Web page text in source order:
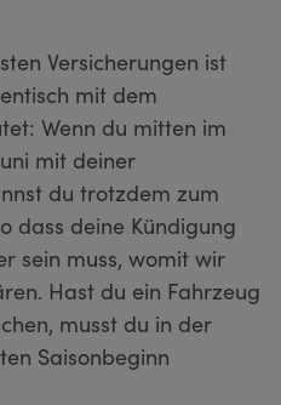
Versicherungen ist
mit dem
Wenn du mitten im
mit deiner
du trotzdem zum
dass deine Kündigung
sein muss, womit wir
Hast du ein Fahrzeug
musst du in der
Saisonbeginn